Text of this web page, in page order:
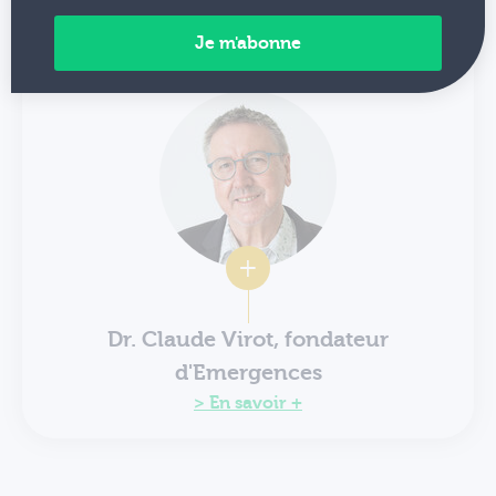
Amélie Jouvin Pillevesse, directrice d'Emergences
Dr. Claude Virot, fondateur
d'Emergences
En savoir +